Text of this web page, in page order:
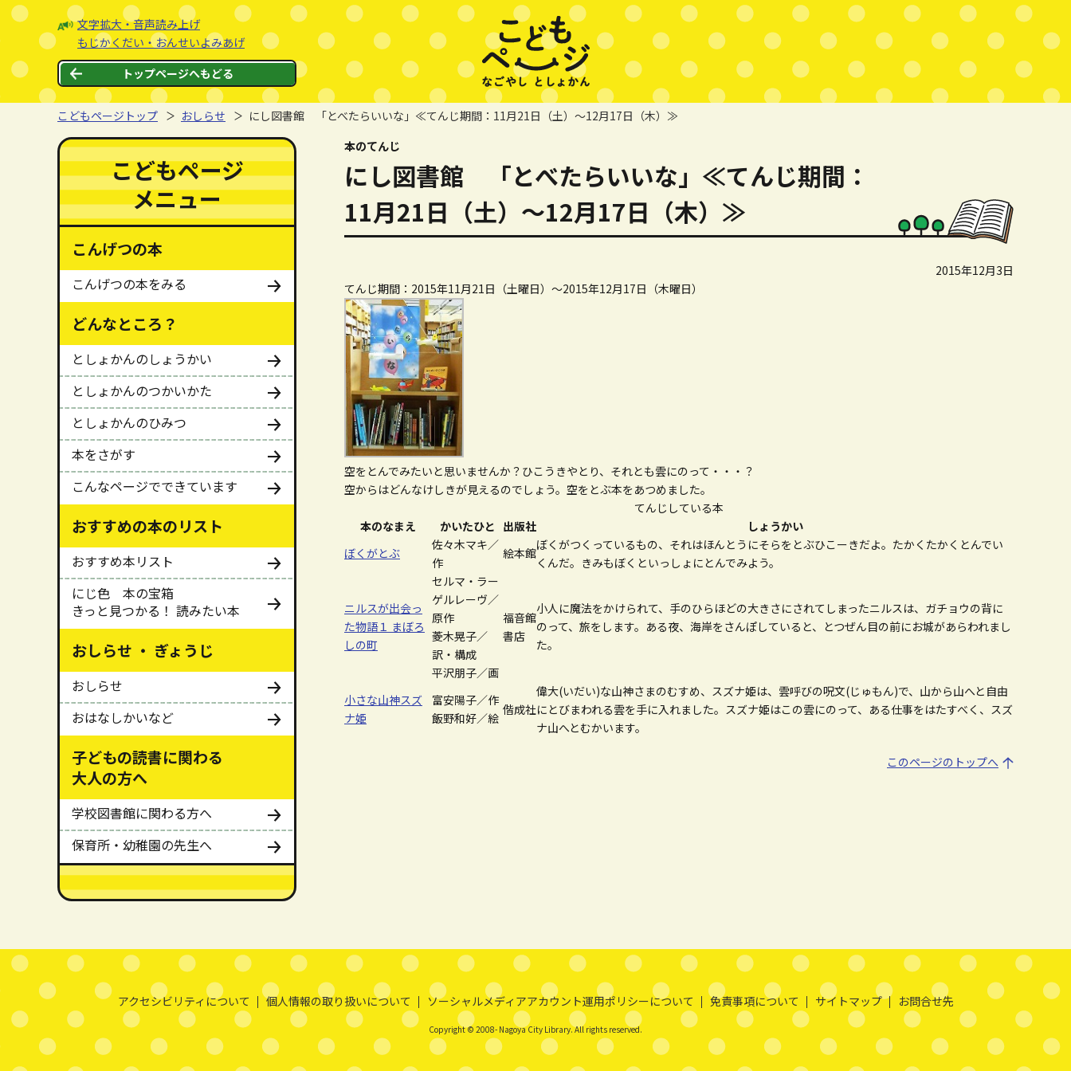
ページの先頭です。
本文へジャンプする。
文字拡大・音声読み上げ
もじかくだい・おんせいよみあげ
トップページへもどる
こどもページトップ おしらせ
にし図書館 「とべたらいいな」≪てんじ期間：11月21日（土）～12月17日（木）≫
ここから本文です。ここからメインメニューです。
メインメニューをスキップする
こどもページ
メニュー
こんげつの本
こんげつの本をみる
どんなところ？
としょかんのしょうかい
としょかんのつかいかた
としょかんのひみつ
本をさがす
こんなページでできています
おすすめの本のリスト
おすすめ本リスト
にじ色 本の宝箱
きっと見つかる！ 読みたい本
おしらせ ・ ぎょうじ
おしらせ
おはなしかいなど
子どもの読書に関わる
大人の方へ
学校図書館に関わる方へ
保育所・幼稚園の先生へ
メインメニューここまで。
本のてんじ
にし図書館 「とべたらいいな」≪てんじ期間：
11月21日（土）～12月17日（木）≫
2015年12月3日
てんじ期間：2015年11月21日（土曜日）～2015年12月17日（木曜日）
空をとんでみたいと思いませんか？ひこうきやとり、それとも雲にのって・・・？
空からはどんなけしきが見えるのでしょう。空をとぶ本をあつめました。
てんじしている本
本のなまえ
かいたひと 出版社
しょうかい
ぼくがとぶ
佐々木マキ／
作
絵本館
ぼくがつくっているもの、それはほんとうにそらをとぶひこーきだよ。たかくたかくとんでい
くんだ。きみもぼくといっしょにとんでみよう。
ニルスが出会っ
た物語１ まぼろ
しの町
セルマ・ラー
ゲルレーヴ／
原作
菱木晃子／
訳・構成
平沢朋子／画
福音館
書店
小人に魔法をかけられて、手のひらほどの大きさにされてしまったニルスは、ガチョウの背に
のって、旅をします。ある夜、海岸をさんぽしていると、とつぜん目の前にお城があらわれまし
た。
小さな山神スズ
ナ姫
富安陽子／作
飯野和好／絵
偕成社
偉大(いだい)な山神さまのむすめ、スズナ姫は、雲呼びの呪文(じゅもん)で、山から山へと自由
にとびまわれる雲を手に入れました。スズナ姫はこの雲にのって、ある仕事をはたすべく、スズ
ナ山へとむかいます。
このページのトップへ
本文ここまで。
ここから共通フッターメニューです。
アクセシビリティについて 個人情報の取り扱いについて ソーシャルメディアアカウント運用ポリシーについて 免責事項について サイトマップ お問合せ先
Copyright © 2008- Nagoya City Library. All rights reserved.